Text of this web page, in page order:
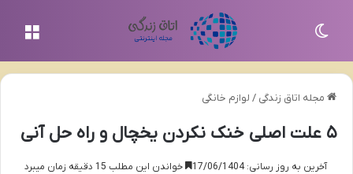
مجله اتاق زندگی / لوازم خانگی
۵ علت اصلی خنک نکردن یخچال و راه حل آنی
آخرین به روز رسانی: 17/06/1404 خواندن این مطلب 15 دقیقه زمان میبرد